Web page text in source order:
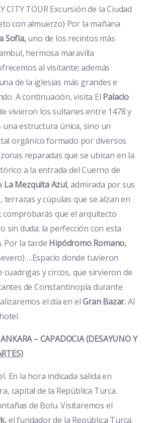
CITY TOUR Excursión de la Ciudad
con almuerzo) Por la mañana
Sofia,uno de los recintos más
hermosa maravilla
al visitante; además
de la iglesias más grandes e
A continuación, visita El Palacio
vivieron los sultanes entre 1478 y
una estructura única, sino un
orgánico formado por diversos
reparadas que se ubican en la
a la entrada del Cuerno de
La Mezquita Azul, admirada por sus
terrazas y cúpulas que se alzan en
comprobarás que el arquitecto
sin duda; la perfección con esta
Por la tarde Hipódromo Romano,
…Espacio donde tuvieron
cuadrigas y circos, que sirvieron de
de Constantinopla durante
el día en elGran Bazar.Al
– CAPADOCIA (DESAYUNO Y
En la hora indicada salida en
capital de la República Turca.
de Bolu. Visitaremos el
el fundador de la República Turca.